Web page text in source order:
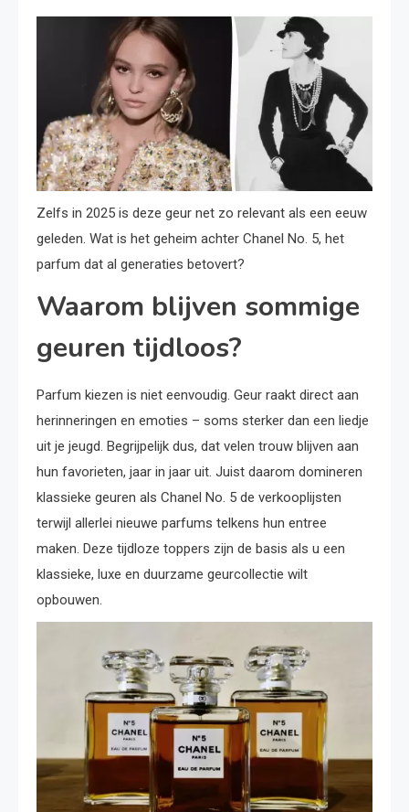
Zelfs in 2025 is deze geur net zo relevant als een eeuw
geleden. Wat is het geheim achter Chanel No. 5, het
parfum dat al generaties betovert?
Waarom blijven sommige
geuren tijdloos?
Parfum kiezen is niet eenvoudig. Geur raakt direct aan
herinneringen en emoties – soms sterker dan een liedje
uit je jeugd. Begrijpelijk dus, dat velen trouw blijven aan
hun favorieten, jaar in jaar uit. Juist daarom domineren
klassieke geuren als Chanel No. 5 de verkooplijsten
terwijl allerlei nieuwe parfums telkens hun entree
maken. Deze tijdloze toppers zijn de basis als u een
klassieke, luxe en duurzame geurcollectie wilt
opbouwen.